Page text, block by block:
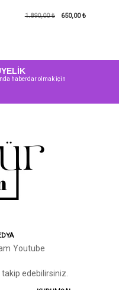
KoyuMint650,00 ₺
1.890,00 ₺
haberdar olmak için
Youtube
takip edebilirsiniz.